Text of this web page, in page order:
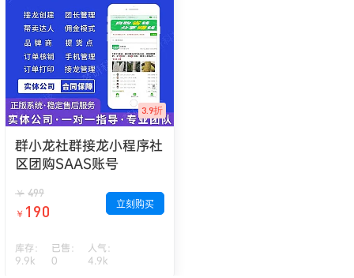
3.9折
群小龙社群接龙小程序社
区团购SAAS账号
￥ 499
￥ 190 立刻购买
库存：
9.9k
已售：
0
人气：
4.9k